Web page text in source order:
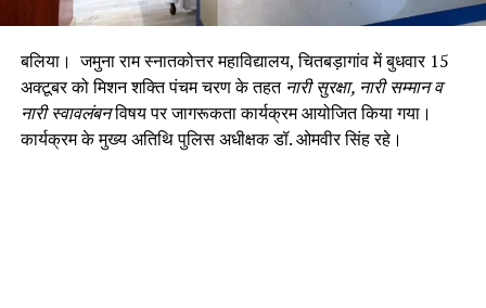
बलिया। जमुना राम स्नातकोत्तर महाविद्यालय, चितबड़ागांव में बुधवार 15
अक्टूबर को मिशन शक्ति पंचम चरण के तहत नारी सुरक्षा, नारी सम्मान व
नारी स्वावलंबनविषय पर जागरूकता कार्यक्रम आयोजित किया गया।
कार्यक्रम के मुख्य अतिथि पुलिस अधीक्षक डॉ. ओमवीर सिंह रहे।